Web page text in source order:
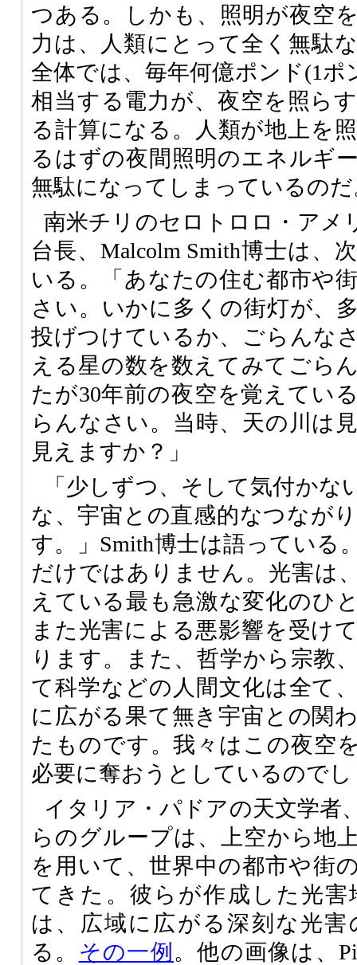
つある。しかも、照明が夜空
力は、人類にとって全く無駄
全体では、毎年何億ポンド(1ポ
相当する電力が、夜空を照ら
る計算になる。人類が地上を
るはずの夜間照明のエネルギ
無駄になってしまっているの
南米チリのセロトロロ・アメ
台長、Malcolm Smith博士は、
いる。「あなたの住む都市や
さい。いかに多くの街灯が、
投げつけているか、ごらんな
える星の数を数えてみてごら
たが30年前の夜空を覚えてい
らんなさい。当時、天の川は
見えますか？」
「少しずつ、そして気付かな
な、宇宙との直感的なつなが
す。」Smith博士は語っている
だけではありません。光害は
えている最も急激な変化のひ
また光害による悪影響を受け
ります。また、哲学から宗教
て科学などの人間文化は全て
に広がる果て無き宇宙との関
たものです。我々はこの夜空
必要に奪おうとしているので
イタリア・パドアの天文学者
らのグループは、上空から地
を用いて、世界中の都市や街
てきた。彼らが作成した光
は、広域に広がる深刻な光
る。 その一例 。他の画像は、